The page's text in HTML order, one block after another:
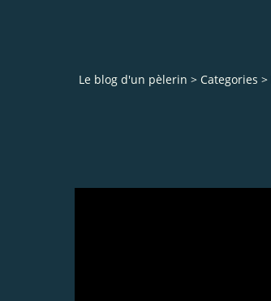
Le blog d'un pèlerin > Categories >